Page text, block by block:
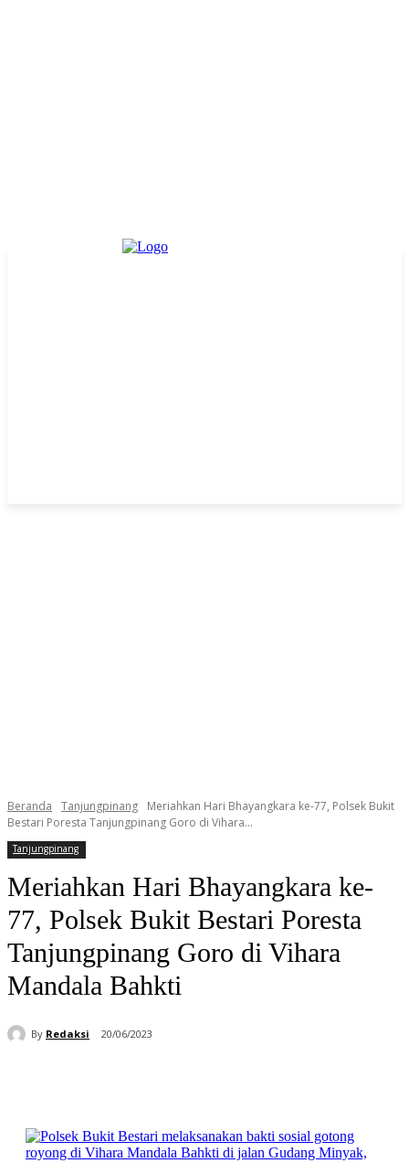
Beranda Tanjungpinang
Meriahkan Hari Bhayangkara ke-77, Polsek Bukit
Bestari Poresta Tanjungpinang Goro di Vihara...
Tanjungpinang
Meriahkan Hari Bhayangkara ke-
77, Polsek Bukit Bestari Poresta
Tanjungpinang Goro di Vihara
Mandala Bahkti
By Redaksi 20/06/2023